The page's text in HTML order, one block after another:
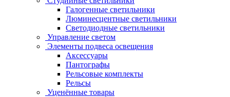
Галогенные светильники
Люминесцентные светильники
Светодиодные светильники
Управление светом
Элементы подвеса освещения
Аксессуары
Пантографы
Рельсовые комплекты
Рельсы
Уценённые товары